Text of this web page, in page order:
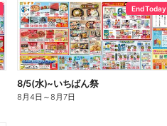
End Today
8/5(水)~いちばん祭
8月4日 ～8月7日